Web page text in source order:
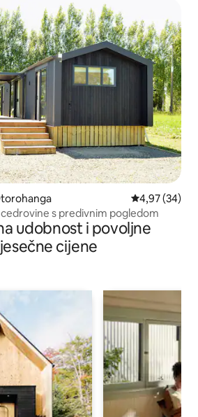
Prosječna
4,97 (34)
s predivnim pogledom
udobnost i povoljne
cijene